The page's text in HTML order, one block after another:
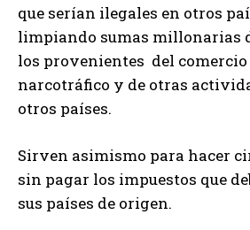
que serían ilegales en otros
limpiando sumas millonarias
los provenientes del comercio
narcotráfico y de otras
otros países.
Sirven asimismo para hacer
sin pagar los impuestos que
sus países de origen.